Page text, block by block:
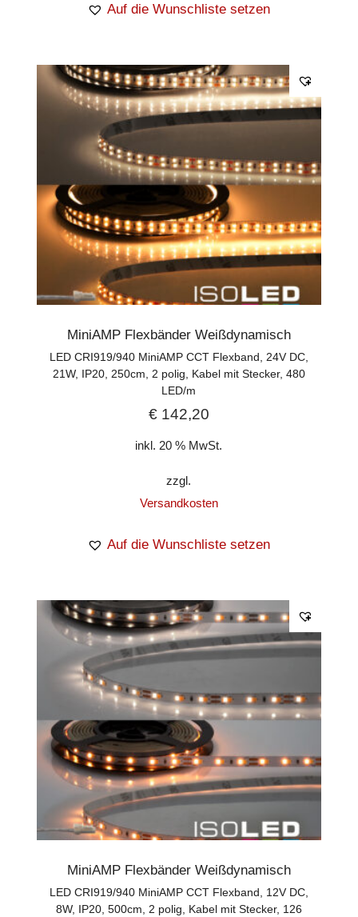
Auf die Wunschliste setzen
MiniAMP Flexbänder Weißdynamisch
LED CRI919/940 MiniAMP CCT Flexband, 24V DC,
21W, IP20, 250cm, 2 polig, Kabel mit Stecker, 480
LED/m
€142,20
inkl. 20 % MwSt.
zzgl.
Versandkosten
Auf die Wunschliste setzen
MiniAMP Flexbänder Weißdynamisch
LED CRI919/940 MiniAMP CCT Flexband, 12V DC,
8W, IP20, 500cm, 2 polig, Kabel mit Stecker, 126